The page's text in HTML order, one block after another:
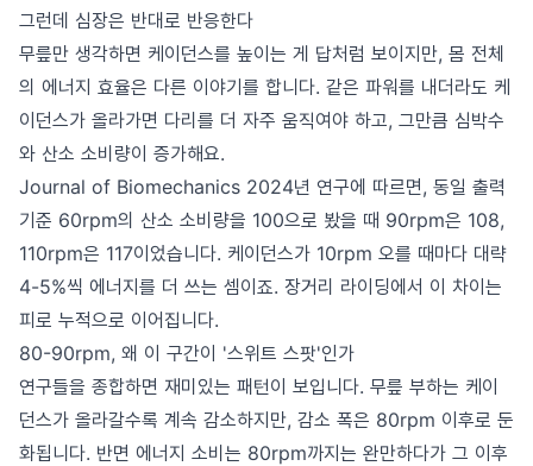
그런데 심장은 반대로 반응한다
무릎만 생각하면 케이던스를 높이는 게 답처럼 보이지만, 몸 전체
의 에너지 효율은 다른 이야기를 합니다. 같은 파워를 내더라도 케
이던스가 올라가면 다리를 더 자주 움직여야 하고, 그만큼 심박수
와 산소 소비량이 증가해요.
Journal of Biomechanics 2024년 연구에 따르면, 동일 출력
기준 60rpm의 산소 소비량을 100으로 봤을 때 90rpm은 108,
110rpm은 117이었습니다. 케이던스가 10rpm 오를 때마다 대략
4-5%씩 에너지를 더 쓰는 셈이죠. 장거리 라이딩에서 이 차이는
피로 누적으로 이어집니다.
80-90rpm, 왜 이 구간이 '스위트 스팟'인가
연구들을 종합하면 재미있는 패턴이 보입니다. 무릎 부하는 케이
던스가 올라갈수록 계속 감소하지만, 감소 폭은 80rpm 이후로 둔
화됩니다. 반면 에너지 소비는 80rpm까지는 완만하다가 그 이후